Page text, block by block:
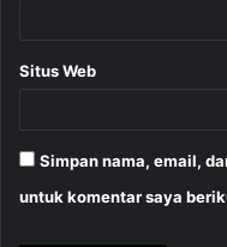
Situs Web
Simpan nama, email,
untuk komentar saya